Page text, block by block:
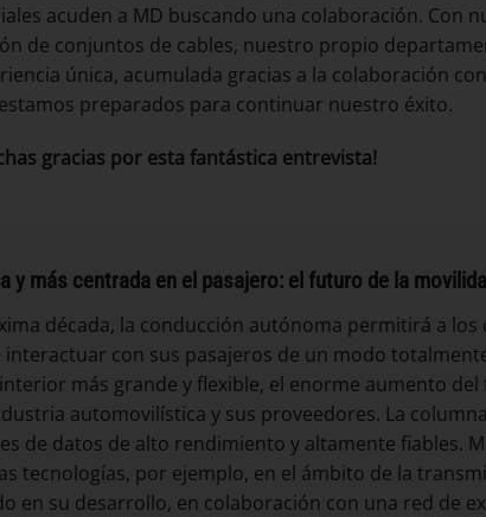
acuden a MD buscando una colaboración. Con
de conjuntos de cables, nuestro propio
única, acumulada gracias a la colaboración
estamos preparados para continuar nuestro éxito.
gracias por esta fantástica entrevista!
y más centrada en el pasajero: el futuro de la
década, la conducción autónoma permitirá a
interactuar con sus pasajeros de un modo
más grande y flexible, el enorme aumento
automovilística y sus proveedores. La
de datos de alto rendimiento y altamente fiables.
tecnologías, por ejemplo, en el ámbito de la
en su desarrollo, en colaboración con una red de